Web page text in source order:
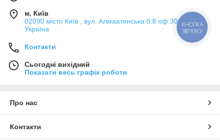
м. Київ
02090 місто Київ , вул. Алмаатинська б.8 оф.306, Київ,
Україна
Контакти
Сьогодні вихідний
Показати весь графік роботи
Про нас
Контакти
КНОПКА
ЗВ'ЯЗКУ